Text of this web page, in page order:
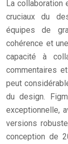
La
cruciaux du
équipes de
cohérence et
capacité à
commentaires
peut
du design.
exceptionnelle,
versions
conception de